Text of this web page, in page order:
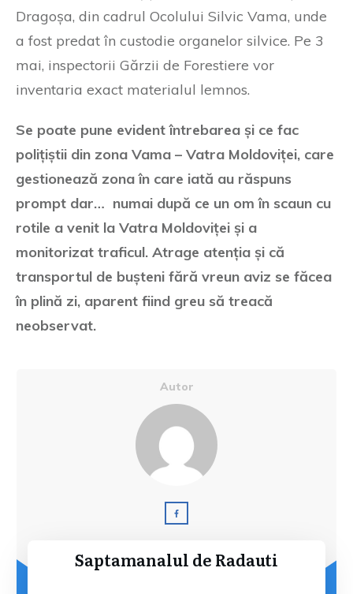
Dragoșa, din cadrul Ocolului Silvic Vama, unde
a fost predat în custodie organelor silvice. Pe 3
mai, inspectorii Gărzii de Forestiere vor
inventaria exact materialul lemnos.
Se poate pune evident întrebarea și ce fac
polițiștii din zona Vama – Vatra Moldoviței, care
gestionează zona în care iată au răspuns
prompt dar… numai după ce un om în scaun cu
rotile a venit la Vatra Moldoviței și a
monitorizat traficul. Atrage atenția și că
transportul de bușteni fără vreun aviz se făcea
în plină zi, aparent fiind greu să treacă
neobservat.
Autor
Saptamanalul de Radauti